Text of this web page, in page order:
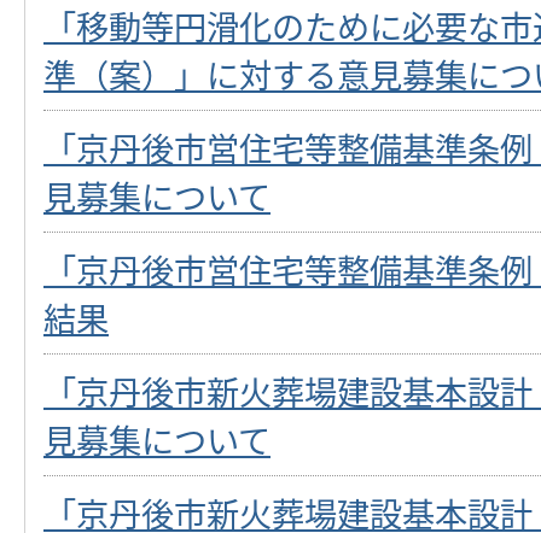
「移動等円滑化のために必要な
準（案）」に対する意見募集に
「京丹後市営住宅等整備基準条
見募集について
「京丹後市営住宅等整備基準条
結果
「京丹後市新火葬場建設基本設
見募集について
「京丹後市新火葬場建設基本設